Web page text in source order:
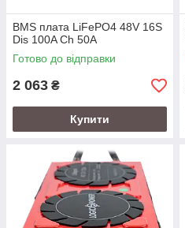
BMS плата LiFePO4 48V 16S
Dis 100A Ch 50A
Готово до відправки
2 063 ₴
Купити